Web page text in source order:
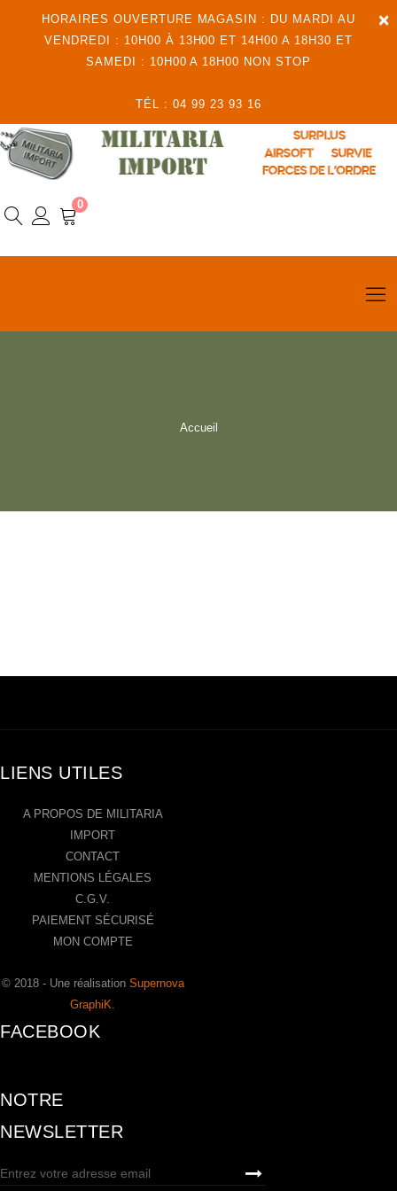
×
HORAIRES OUVERTURE MAGASIN : DU MARDI AU
VENDREDI : 10H00 À 13H00 ET 14H00 A 18H30 ET
SAMEDI : 10H00 A 18H00 NON STOP
TÉL : 04 99 23 93 16
0
Accueil
LIENS UTILES
A PROPOS DE MILITARIA
IMPORT
CONTACT
MENTIONS LÉGALES
C.G.V.
PAIEMENT SÉCURISÉ
MON COMPTE
© 2018 - Une réalisation Supernova
GraphiK
FACEBOOK
NOTRE
NEWSLETTER